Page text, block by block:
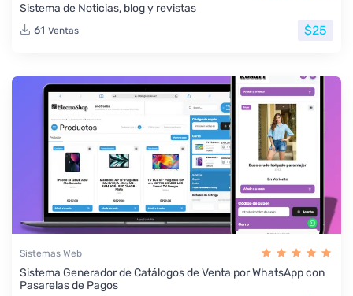
Sistema de Noticias, blog y revistas
61 Ventas $25
Sistemas Web
Sistema Generador de Catálogos de Venta por WhatsApp con
Pasarelas de Pagos